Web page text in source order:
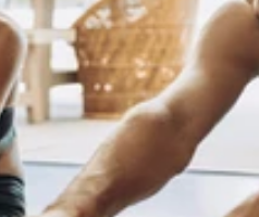
Beliebte Suchbegriffe
”Protein Powder“
”Overnight Oats“
”Vegan protein“
”Collagen“
”Micellar Casein“